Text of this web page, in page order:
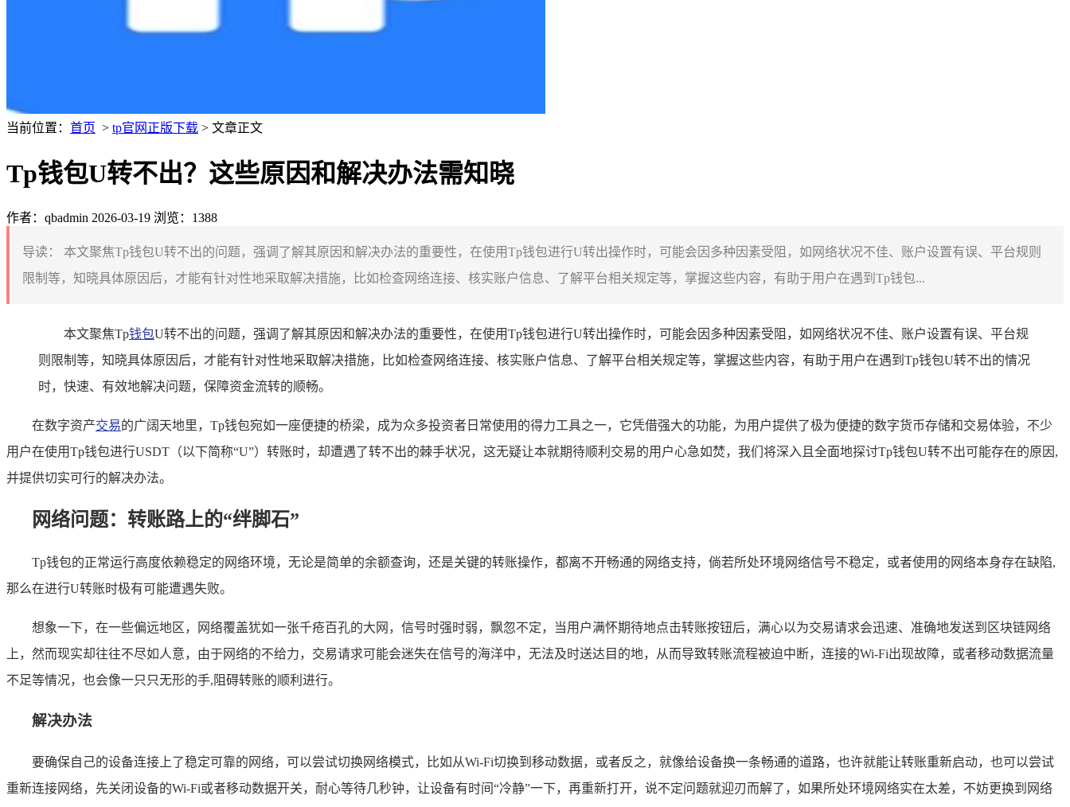
当前位置： 首页 > tp官网正版下载 > 文章正文
Tp钱包U转不出？这些原因和解决办法需知晓
作者：qbadmin 2026-03-19 浏览：1388
导读：
本文聚焦Tp钱包U转不出的问题，强调了解其原因和解决办法的重要性，在使用Tp钱包进行U转出操作时，可能会因多种因素受阻，如网络状况不佳、账户设置有误、平台规则
限制等，知晓具体原因后，才能有针对性地采取解决措施，比如检查网络连接、核实账户信息、了解平台相关规定等，掌握这些内容，有助于用户在遇到Tp钱包...
本文聚焦Tp钱包U转不出的问题，强调了解其原因和解决办法的重要性，在使用Tp钱包进行U转出操作时，可能会因多种因素受阻，如网络状况不佳、账户设置有误、平台规
则限制等，知晓具体原因后，才能有针对性地采取解决措施，比如检查网络连接、核实账户信息、了解平台相关规定等，掌握这些内容，有助于用户在遇到Tp钱包U转不出的情况
时，快速、有效地解决问题，保障资金流转的顺畅。
在数字资产交易的广阔天地里，Tp钱包宛如一座便捷的桥梁，成为众多投资者日常使用的得力工具之一，它凭借强大的功能，为用户提供了极为便捷的数字货币存储和交易体验，不少
用户在使用Tp钱包进行USDT（以下简称“U”）转账时，却遭遇了转不出的棘手状况，这无疑让本就期待顺利交易的用户心急如焚，我们将深入且全面地探讨Tp钱包U转不出可能存在的原因,
并提供切实可行的解决办法。
网络问题：转账路上的“绊脚石”
Tp钱包的正常运行高度依赖稳定的网络环境，无论是简单的余额查询，还是关键的转账操作，都离不开畅通的网络支持，倘若所处环境网络信号不稳定，或者使用的网络本身存在缺陷,
那么在进行U转账时极有可能遭遇失败。
想象一下，在一些偏远地区，网络覆盖犹如一张千疮百孔的大网，信号时强时弱，飘忽不定，当用户满怀期待地点击转账按钮后，满心以为交易请求会迅速、准确地发送到区块链网络
上，然而现实却往往不尽如人意，由于网络的不给力，交易请求可能会迷失在信号的海洋中，无法及时送达目的地，从而导致转账流程被迫中断，连接的Wi-Fi出现故障，或者移动数据流量
不足等情况，也会像一只只无形的手,阻碍转账的顺利进行。
解决办法
要确保自己的设备连接上了稳定可靠的网络，可以尝试切换网络模式，比如从Wi-Fi切换到移动数据，或者反之，就像给设备换一条畅通的道路，也许就能让转账重新启动，也可以尝试
重新连接网络，先关闭设备的Wi-Fi或者移动数据开关，耐心等待几秒钟，让设备有时间“冷静”一下，再重新打开，说不定问题就迎刃而解了，如果所处环境网络实在太差，不妨更换到网络